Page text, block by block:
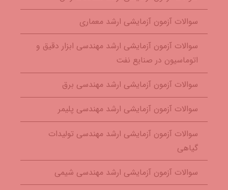
سوالات آزمون آزمایشی ارشد معماری
سوالات آزمون آزمایشی ارشد مهندسی ابزار دقیق و
اتوماسیون در صنایع نفت
سوالات آزمون آزمایشی ارشد مهندسی برق
سوالات آزمون آزمایشی ارشد مهندسی پلیمر
سوالات آزمون آزمایشی ارشد مهندسی تولیدات
گیاهی
سوالات آزمون آزمایشی ارشد مهندسی شیمی